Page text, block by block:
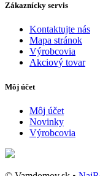
Zákaznícky servis
Kontaktujte nás
Mapa stránok
Výrobcovia
Akciový tovar
Môj účet
Môj účet
Novinky
Výrobcovia